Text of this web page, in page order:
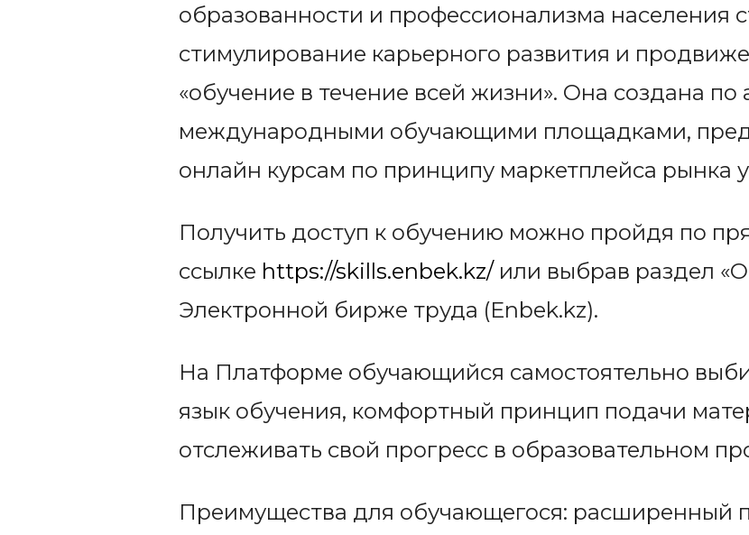
образованности и профессионализма населения
стимулирование карьерного развития и
«обучение в течение всей жизни». Она создана по
международными обучающими площадками,
онлайн курсам по принципу маркетплейса рынка
Получить доступ к обучению можно пройдя по
ссылке https://skills.enbek.kz/ или выбрав раздел
Электронной бирже труда (Enbek.kz).
На Платформе обучающийся самостоятельно
язык обучения, комфортный принцип подачи
отслеживать свой прогресс в образовательном
Преимущества для обучающегося: расширенный